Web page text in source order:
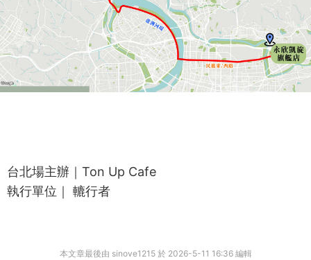
台北場主辦｜Ton Up Cafe
執行單位｜ 轆行者
本文章最後由 sinove1215 於 2026-5-11 16:36 編輯